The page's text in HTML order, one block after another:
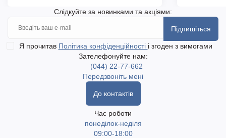
Слідкуйте за новинками та акціями:
Підпишіться
Я прочитав Політика конфіденційності і згоден з вимогами
Зателефонуйте нам:
(044) 22-77-662
Передзвоніть мені
До контактів
Час роботи
понеділок-неділя
09:00-18:00